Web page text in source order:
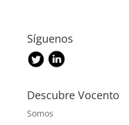
Síguenos
Descubre Vocento
Somos